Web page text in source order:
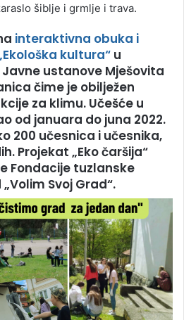
šiblje i grmlje i trava.
interaktivna obuka i
kultura“ u
ustanove Mješovita
čime je obilježen
za klimu. Učešće u
od januara do juna 2022.
200 učesnica i učesnika,
Projekat „Eko čaršija“
Fondacije tuzlanske
Svoj Grad“.